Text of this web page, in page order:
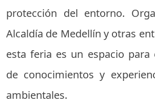
protección del entorno.
Alcaldía de Medellín y otras
esta feria es un espacio para
de conocimientos y
ambientales.